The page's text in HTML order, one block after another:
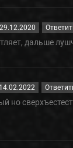
29.12.2020
дальше
14.02.2022
но